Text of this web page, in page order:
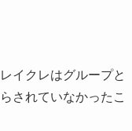
イクレはグループと
されていなかったこ